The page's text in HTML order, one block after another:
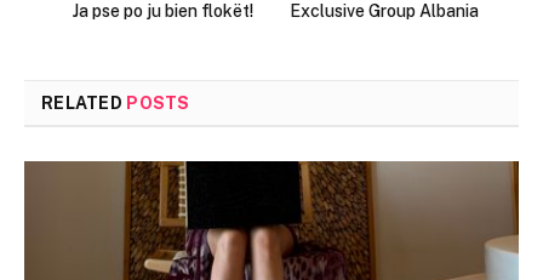
Ja pse po ju bien flokët! Exclusive Group Albania
RELATED POSTS